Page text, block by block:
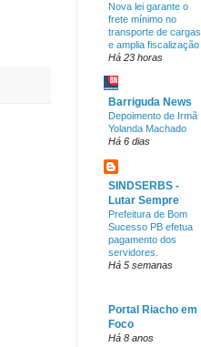
Nova lei garante o
frete mínimo no
transporte de cargas
e amplia fiscalização
Há 23 horas
Barriguda News
Depoimento de Irmã
Yolanda Machado
Há 6 dias
SINDSERBS -
Lutar Sempre
Prefeitura de Bom
Sucesso PB efetua
pagamento dos
servidores.
Há 5 semanas
Portal Riacho em
Foco
Há 8 anos